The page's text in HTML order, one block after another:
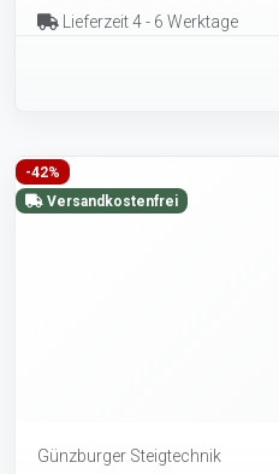
Lieferzeit 4 - 6 Werktage
-42%
Versandkostenfrei
Günzburger Steigtechnik